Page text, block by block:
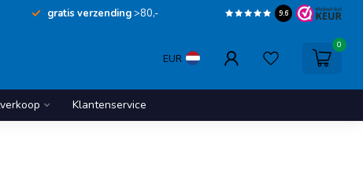
gratis verzending>80,- 9.6
EUR
0
Klantenservice